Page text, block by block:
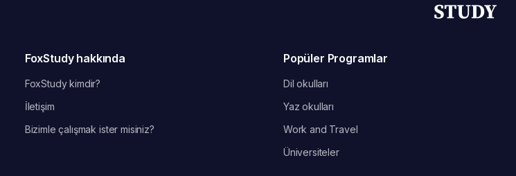
FoxStudy hakkında
FoxStudy kimdir?
İletişim
Bizimle çalışmak ister misiniz?
Popüler Programlar
Dil okulları
Yaz okulları
Work and Travel
Üniversiteler